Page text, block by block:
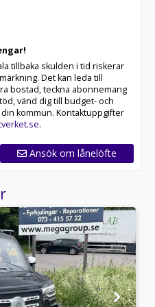
tillbaka skulden i tid riskerar
Det kan leda till
bostad, teckna abonnemang
vänd dig till budget- och
kommun. Kontaktuppgifter
.
Ansök om lånelöfte